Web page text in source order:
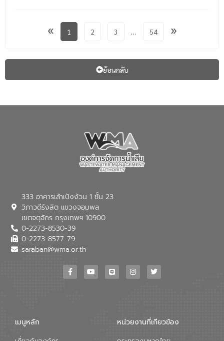
« 1 2 3 … 54 »
ย้อนกลับ
333 อาคารเล้าเป้งง้วน 1 ชั้น 23
วิภาวดีรังสิต แขวงจอมพล
เขตจตุจักร กรุงเทพฯ 10900
0-2273-8530-39
0-2273-8577-79
saraban@wma.or.th
เมนูหลัก หน่วยงานที่เกียวข้อง